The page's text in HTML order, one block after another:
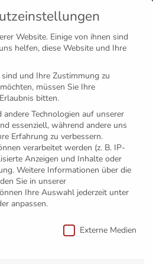
MENÜ
Disclaimer Impressum Datenschutz
nicht reißen
Website. Einige von ihnen sind
helfen, diese Website und Ihre
und Ihre Zustimmung zu
müssen Sie Ihre
bitten.
Technologien auf unserer
essenziell, während andere uns
Erfahrung zu verbessern.
verarbeitet werden (z. B. IP-
Anzeigen und Inhalte oder
Weitere Informationen über die
Sie in unserer
Ihre Auswahl jederzeit unter
anpassen.
Externe Medien